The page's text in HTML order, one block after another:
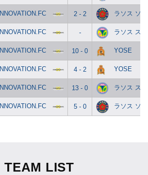
INNOVATION.FC 2 - 2 ラソス ソ
INNOVATION.FC - ラソス ス
INNOVATION.FC 10 - 0 YOSE
INNOVATION.FC 4 - 2 YOSE
INNOVATION.FC 13 - 0 ラソス ス
INNOVATION.FC 5 - 0 ラソス ソ
TEAM LIST